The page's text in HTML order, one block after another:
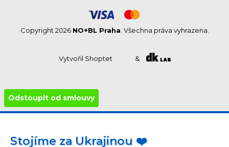
Vytvořil Shoptet &
Copyright 2026 NO+BL Praha . Všechna práva vyhrazena.
Odstoupit od smlouvy
Stojíme za Ukrajinou ❤️